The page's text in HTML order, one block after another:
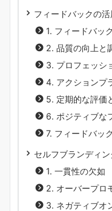
フィードバックの
1. フィードバッ
2. 品質の向上と
3. プロフェッシ
4. アクションプ
5. 定期的な評価
6. ポジティブな
7. フィードバッ
セルフブランディ
1. 一貫性の欠如
2. オーバープロ
3. ネガティブオ